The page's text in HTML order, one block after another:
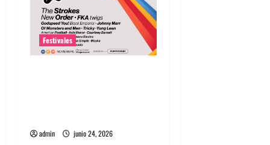
e
t
Festivales
admin junio 24, 2026